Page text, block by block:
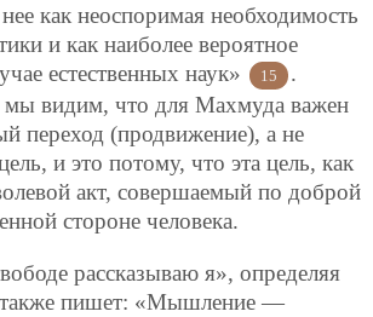
как неоспоримая необходимость
и как наиболее вероятное
естественных наук»
15
.
видим, что для Махмуда важен
переход (продвижение), а не
и это потому, что эта цель, как
акт, совершаемый по доброй
стороне человека.
рассказываю я», определяя
пишет: «Мышление —